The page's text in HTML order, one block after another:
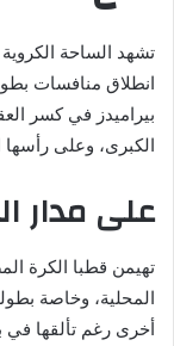
ك
ت
ر
ا
تشهد الساحة
انطلاق منافسات
بيراميدز في كسر
الكبرى، وعلى رأسها
على مدار
تهيمن قطبا الكرة
المحلية، وخاصة
أخرى رغم تألقها